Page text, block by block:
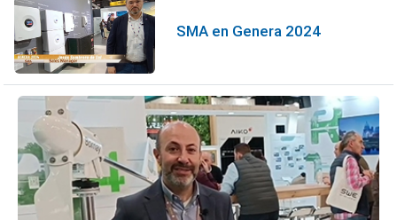
SMA en Genera 2024